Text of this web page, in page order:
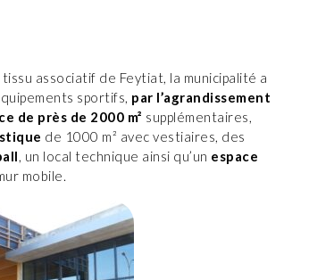
associatif de Feytiat, la municipalité a
sportifs, par l’agrandissement
de près de 2000 m² supplémentaires,
de 1000 m² avec vestiaires, des
, un local technique ainsi qu’un espace
mobile.